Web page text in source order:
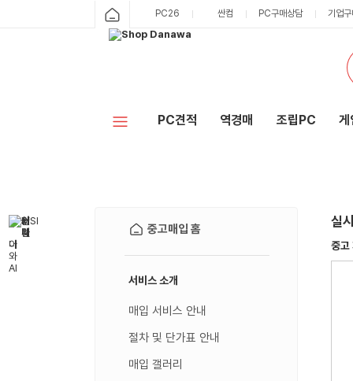
PC26 싼컴 PC구매상담 기업
PC견적 역경매 조립PC 게
중고매입 홈
서비스 소개
매입 서비스 안내
절차 및 단가표 안내
매입 갤러리
실